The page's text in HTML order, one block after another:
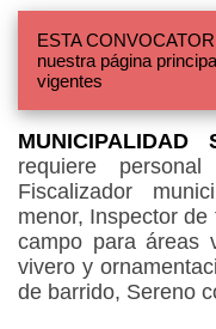
ESTA
nuestra página
vigentes
requiere
Fiscalizador
menor, Inspector
campo para áreas
vivero y
de barrido, Sereno